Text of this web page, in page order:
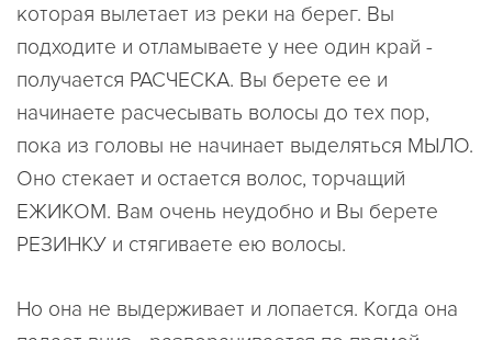
которая вылетает из реки на берег. Вы
подходите и отламываете у нее один край -
получается РАСЧЕСKА. Вы берете ее и
начинаете расчесывать волосы до тех пор,
пока из головы не начинает выделяться МЫЛО.
Оно стекает и остается волос, торчащий
ЕЖИKОМ. Вам очень неудобно и Вы берете
РЕЗИHKУ и стягиваете ею волосы.
Hо она не выдерживает и лопается. Kогда она